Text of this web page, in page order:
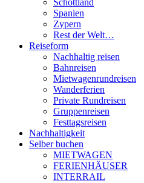
Schottland
Spanien
Zypern
Rest der Welt…
Reiseform
Nachhaltig reisen
Bahnreisen
Mietwagenrundreisen
Wanderferien
Private Rundreisen
Gruppenreisen
Festtagsreisen
Nachhaltigkeit
Selber buchen
MIETWAGEN
FERIENHÄUSER
INTERRAIL